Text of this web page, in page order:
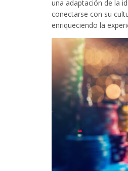
una adaptación de la
conectarse con su
enriqueciendo la